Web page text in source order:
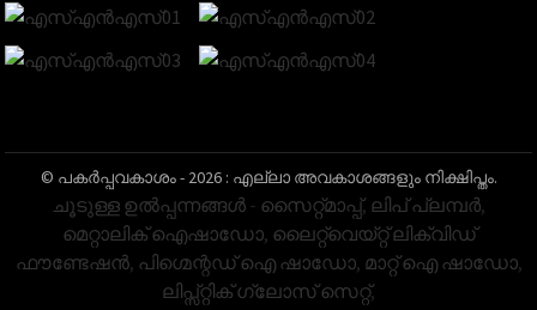
© പകർപ്പവകാശം - 2026 : എല്ലാ അവകാശങ്ങളും നിക്ഷിപ്തം.
ചൂടുള്ള ഉൽപ്പന്നങ്ങൾ - സൈറ്റ്മാപ്പ്, ലിപ് പ്ലമ്പർ,
മെറ്റാലിക് ഐഷാഡോ, ലൈറ്റ്‌വെയ്റ്റ് ലിക്വിഡ്
ഫൗണ്ടേഷൻ, പിഗ്മെന്റഡ് ഐ ഷാഡോ, മാറ്റ് ഐ ഷാഡോ,
ലിപ്സ്റ്റിക് ഗ്ലോസ് സെറ്റ്,